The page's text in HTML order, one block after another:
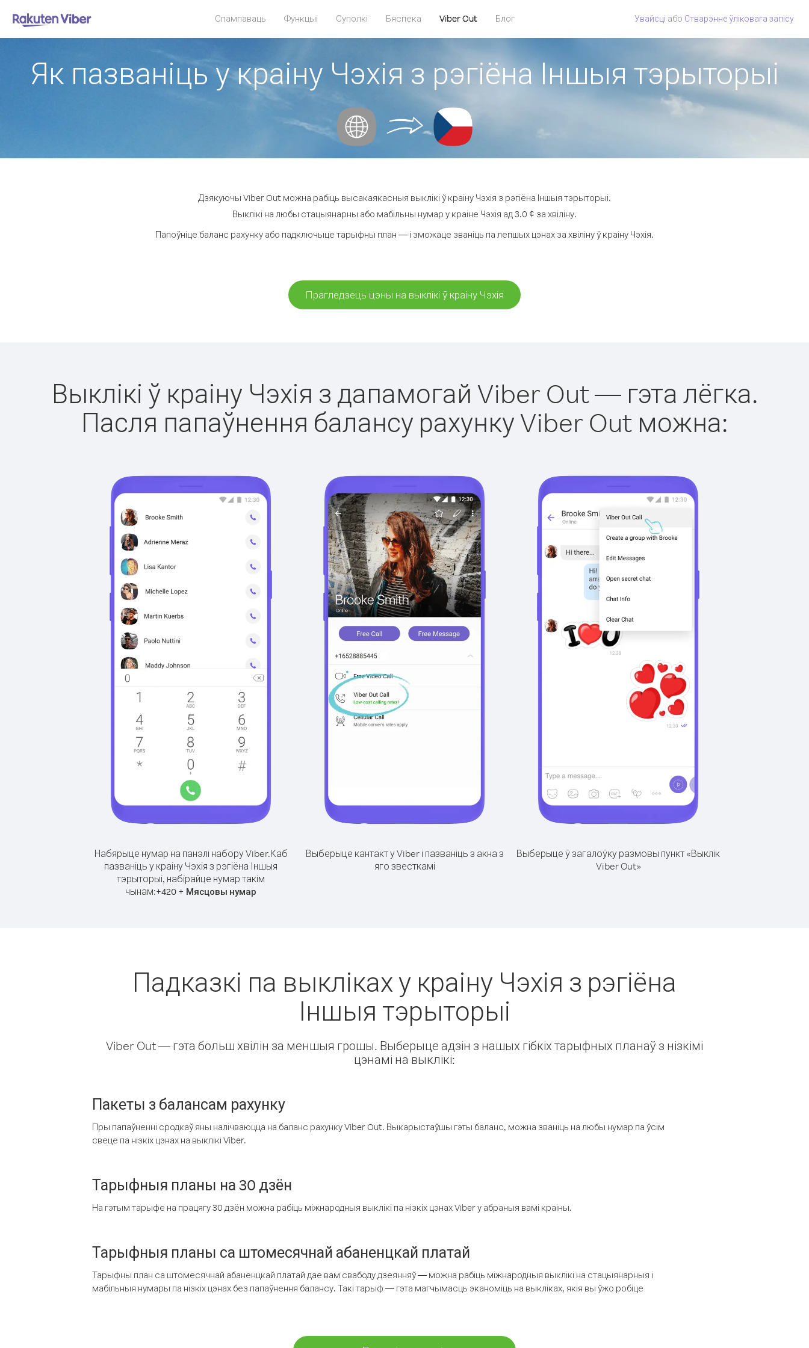
Спампаваць Функцыі Суполкі Бяспека Viber Out Блог Увайсці або Стварэнне ўліковага запісу
Як пазваніць у краіну Чэхія з рэгіёна Іншыя тэрыторыі
Дзякуючы Viber Out можна рабіць высакаякасныя выклікі ў краіну Чэхія з рэгіёна Іншыя тэрыторыі.
Выклікі на любы стацыянарны або мабільны нумар у краіне Чэхія ад 3.0 ¢ за хвіліну.
Папоўніце баланс рахунку або падключыце тарыфны план — і зможаце званіць па лепшых цэнах за хвіліну ў краіну Чэхія.
Прагледзець цэны на выклікі ў краіну Чэхія
Выклікі ў краіну Чэхія з дапамогай Viber Out — гэта лёгка.
Пасля папаўнення балансу рахунку Viber Out можна:
Набярыце нумар на панэлі набору Viber.Каб
пазваніць у краіну Чэхія з рэгіёна Іншыя
тэрыторыі, набірайце нумар такім
чынам:+420 + Мясцовы нумар
Выберыце кантакт у Viber і пазваніць з акна з
яго звесткамі
Выберыце ў загалоўку размовы пункт «Выклік
Viber Out»
Падказкі па выкліках у краіну Чэхія з рэгіёна
Іншыя тэрыторыі
Viber Out — гэта больш хвілін за меншыя грошы. Выберыце адзін з нашых гібкіх тарыфных планаў з нізкімі
цэнамі на выклікі:
Пакеты з балансам рахунку
Пры папаўненні сродкаў яны налічваюцца на баланс рахунку Viber Out. Выкарыстаўшы гэты баланс, можна званіць на любы нумар па ўсім
свеце па нізкіх цэнах на выклікі Viber.
Тарыфныя планы на 30 дзён
На гэтым тарыфе на працягу 30 дзён можна рабіць міжнародныя выклікі па нізкіх цэнах Viber у абраныя вамі краіны.
Тарыфныя планы са штомесячнай абаненцкай платай
Тарыфны план са штомесячнай абаненцкай платай дае вам свабоду дзеянняў — можна рабіць міжнародныя выклікі на стацыянарныя і
мабільныя нумары па нізкіх цэнах без папаўнення балансу. Такі тарыф — гэта магчымасць эканоміць на выкліках, якія вы ўжо робіце